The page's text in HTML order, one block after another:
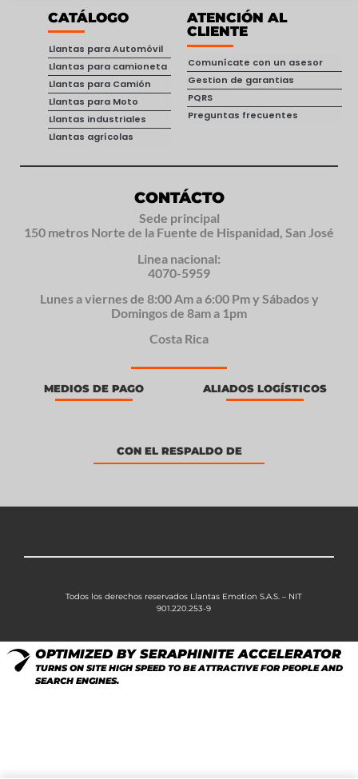
CATÁLOGO
Llantas para Automóvil
Llantas para camioneta
Llantas para Camión
Llantas para Moto
Llantas industriales
Llantas agrícolas
ATENCIÓN AL
CLIENTE
Comunícate con un asesor
Gestion de garantias
PQRS
Preguntas frecuentes
CONTÁCTO
Sede principal
150 metros Norte de la Fuente de Hispanidad, San José
Linea nacional:
4070-5959
Lunes a viernes de 8:00 Am a 6:00 Pm y Sábados y
Domingos de 8am a 1pm
Costa Rica
MEDIOS DE PAGO ALIADOS LOGÍSTICOS
CON EL RESPALDO DE
Todos los derechos reservados Llantas Emotion S.A.S. – NIT
901.220.253-9
OPTIMIZED BY SERAPHINITE ACCELERATOR
TURNS ON SITE HIGH SPEED TO BE ATTRACTIVE FOR PEOPLE AND
SEARCH ENGINES.